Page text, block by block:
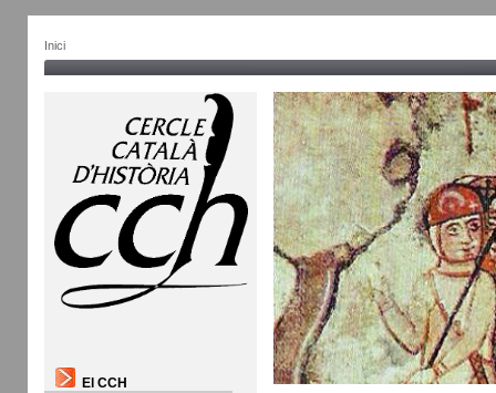
Inici
El CCH